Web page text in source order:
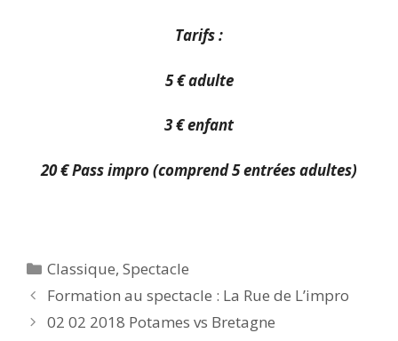
Tarifs :
5 € adulte
3 € enfant
20 € Pass impro (comprend 5 entrées adultes)
Catégories
Classique,Spectacle
Formation au spectacle : La Rue de L’impro
02 02 2018 Potames vs Bretagne